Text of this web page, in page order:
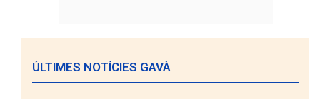
ÚLTIMES NOTÍCIES GAVÀ